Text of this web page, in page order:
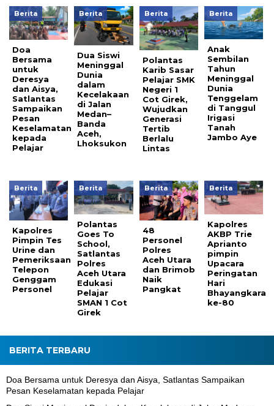
Berita
Doa
Bersama
untuk
Deresya
dan Aisya,
Satlantas
Sampaikan
Pesan
Keselamatan
kepada
Pelajar
Berita
Dua Siswi
Meninggal
Dunia
dalam
Kecelakaan
di Jalan
Medan–
Banda
Aceh,
Lhoksukon
Berita
Polantas
Karib Sasar
Pelajar SMK
Negeri 1
Cot Girek,
Wujudkan
Generasi
Tertib
Berlalu
Lintas
Berita
Anak
Sembilan
Tahun
Meninggal
Dunia
Tenggelam
di Tanggul
Irigasi
Tanah
Jambo Aye
Berita
Kapolres
Pimpin Tes
Urine dan
Pemeriksaan
Telepon
Genggam
Personel
Berita
Polantas
Goes To
School,
Satlantas
Polres
Aceh Utara
Edukasi
Pelajar
SMAN 1 Cot
Girek
Berita
48
Personel
Polres
Aceh Utara
dan Brimob
Naik
Pangkat
Berita
Kapolres
AKBP Trie
Aprianto
pimpin
Upacara
Peringatan
Hari
Bhayangkara
ke-80
BERITA TERBARU
Doa Bersama untuk Deresya dan Aisya, Satlantas Sampaikan
Pesan Keselamatan kepada Pelajar